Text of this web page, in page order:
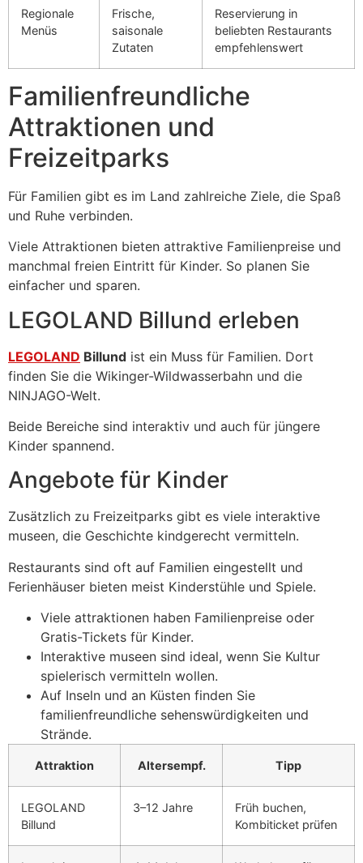
Regionale
Menüs
Frische,
saisonale
Zutaten
Reservierung in
beliebten Restaurants
empfehlenswert
Familienfreundliche
Attraktionen und
Freizeitparks
Für Familien gibt es im Land zahlreiche Ziele, die Spaß
und Ruhe verbinden.
Viele Attraktionen bieten attraktive Familienpreise und
manchmal freien Eintritt für Kinder. So planen Sie
einfacher und sparen.
LEGOLAND Billund erleben
LEGOLAND Billund ist ein Muss für Familien. Dort
finden Sie die Wikinger-Wildwasserbahn und die
NINJAGO-Welt.
Beide Bereiche sind interaktiv und auch für jüngere
Kinder spannend.
Angebote für Kinder
Zusätzlich zu Freizeitparks gibt es viele interaktive
museen, die Geschichte kindgerecht vermitteln.
Restaurants sind oft auf Familien eingestellt und
Ferienhäuser bieten meist Kinderstühle und Spiele.
Viele attraktionen haben Familienpreise oder
Gratis-Tickets für Kinder.
Interaktive museen sind ideal, wenn Sie Kultur
spielerisch vermitteln wollen.
Auf Inseln und an Küsten finden Sie
familienfreundliche sehenswürdigkeiten und
Strände.
Attraktion Altersempf. Tipp
LEGOLAND
Billund
3–12 Jahre
Früh buchen,
Kombiticket prüfen